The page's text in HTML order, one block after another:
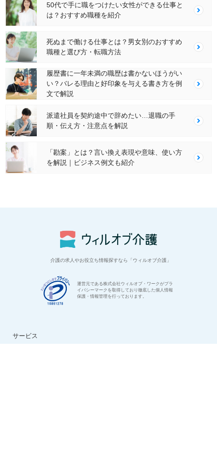
50代で手に職をつけたい女性ができる仕事と
は？おすすめ職種を紹介
死ぬまで働ける仕事とは？男女別のおすすめ
職種と選び方・転職方法
履歴書に一年未満の職歴は書かないほうがい
い？バレる理由と好印象を与える書き方を例
文で解説
派遣社員を契約途中で辞めたい…退職の手
順・伝え方・注意点を解説
「勘案」とは？言い換え表現や意味、使い方
を解説｜ビジネス例文も紹介
介護の求人やお役立ち情報探すなら「ウィルオブ介護」
運営元である株式会社ウィルオブ・ワークがプラ
イバシーマークを取得しており徹底した個人情報
保護・情報管理を行っております。
サービス